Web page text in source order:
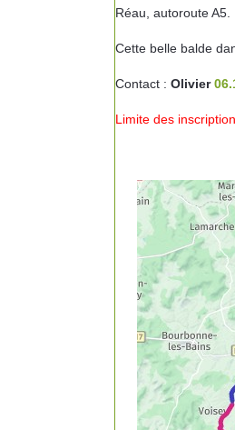
Réau, autoroute A5.
Cette belle balde
Contact : Olivier
Limite des